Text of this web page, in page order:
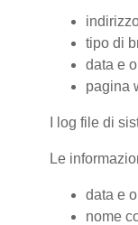
tipo di
data e
pagina
I log file di
Le
data e
nome